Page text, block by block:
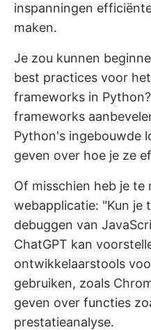
inspanningen
maken.
Je zou kunnen
best practices voor
frameworks in
frameworks
Python's ingebouwde
geven over hoe je ze
Of misschien heb je te
webapplicatie: "Kun je
debuggen van
ChatGPT kan
ontwikkelaarstools
gebruiken, zoals
geven over functies
prestatieanalyse.